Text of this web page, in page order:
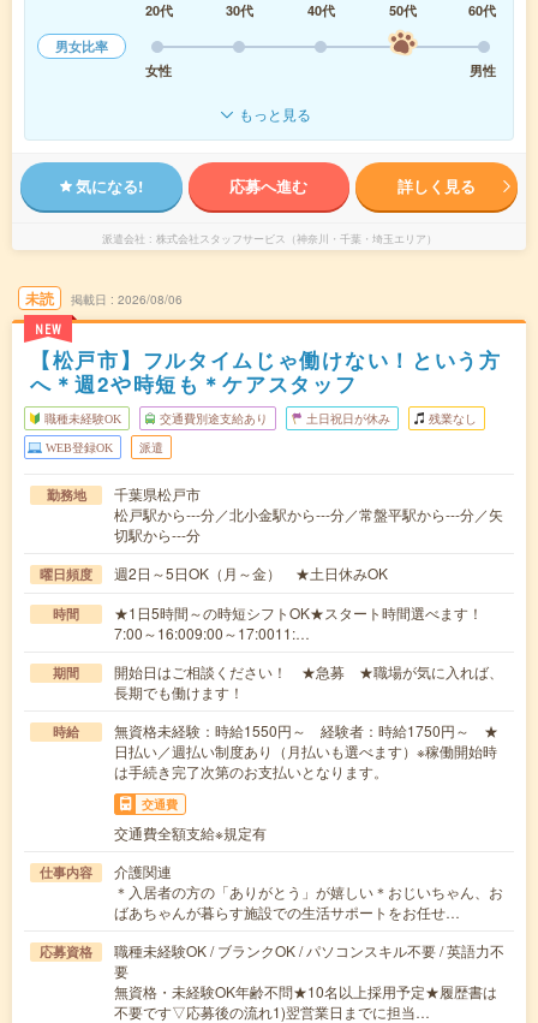
20代
30代 40代 50代
60代
男女比率
女性
男性
もっと見る
気になる! 応募へ進む 詳しく見る
派遣会社 株式会社スタッフサービス（神奈川・千葉・埼玉エリア）
未読
NEW
掲載日 2026/08/06
【松戸市】フルタイムじゃ働けない！という方
へ＊週2や時短も＊ケアスタッフ
職種未経験OK 交通費別途支給あり 土日祝日が休み 残業なし
WEB登録OK 派遣
勤務地
千葉県松戸市
松戸駅から---分／北小金駅から---分／常盤平駅から---分／矢
切駅から---分
曜日頻度 週2日～5日OK（月～金） ★土日休みOK
時間
★1日5時間～の時短シフトOK★スタート時間選べます！
7:00～16:009:00～17:0011:…
期間
開始日はご相談ください！ ★急募 ★職場が気に入れば、
長期でも働けます！
時給
無資格未経験：時給1550円～ 経験者：時給1750円～ ★
日払い／週払い制度あり（月払いも選べます）※稼働開始時
は手続き完了次第のお支払いとなります。
交通費
交通費全額支給※規定有
仕事内容
介護関連
＊入居者の方の「ありがとう」が嬉しい＊おじいちゃん、お
ばあちゃんが暮らす施設での生活サポートをお任せ…
応募資格
職種未経験OK / ブランクOK / パソコンスキル不要 / 英語力不
要
無資格・未経験OK年齢不問★10名以上採用予定★履歴書は
不要です▽応募後の流れ1)翌営業日までに担当…